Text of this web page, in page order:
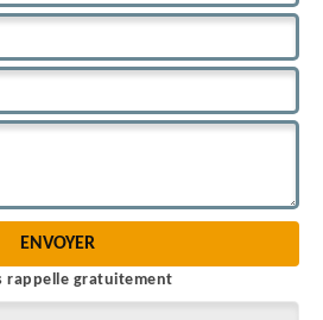
rappelle gratuitement